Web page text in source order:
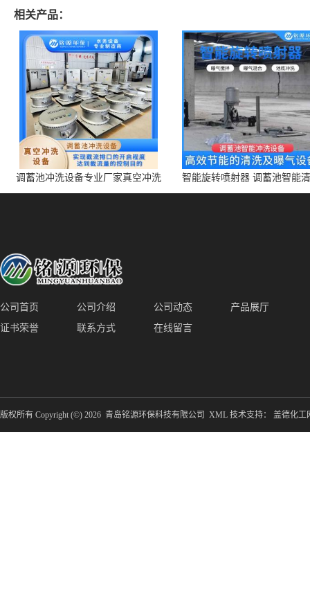
相关产品：
调蓄池冲洗设备专业厂家真空冲洗
装置厂家青岛铭源环保减少堵塞设
智能旋转喷射器 调蓄池智能
点对点面对面旋转清洗
公司首页 公司介绍 公司动态
产品展厅
证书荣誉
联系方式 在线留言
版权所有 Copyright (©) 2026 青岛铭源环保科技有限公司 XML 技术支持： 盖德化工